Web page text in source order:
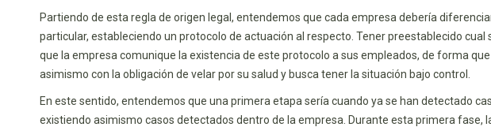
Partiendo de esta regla de origen legal, entendemos que cada empresa debería
particular, estableciendo un protocolo de actuación al respecto. Tener preestablecido
que la empresa comunique la existencia de este protocolo a sus empleados, de forma
asimismo con la obligación de velar por su salud y busca tener la situación bajo control.
En este sentido, entendemos que una primera etapa sería cuando ya se han detectado
existiendo asimismo casos detectados dentro de la empresa. Durante esta primera